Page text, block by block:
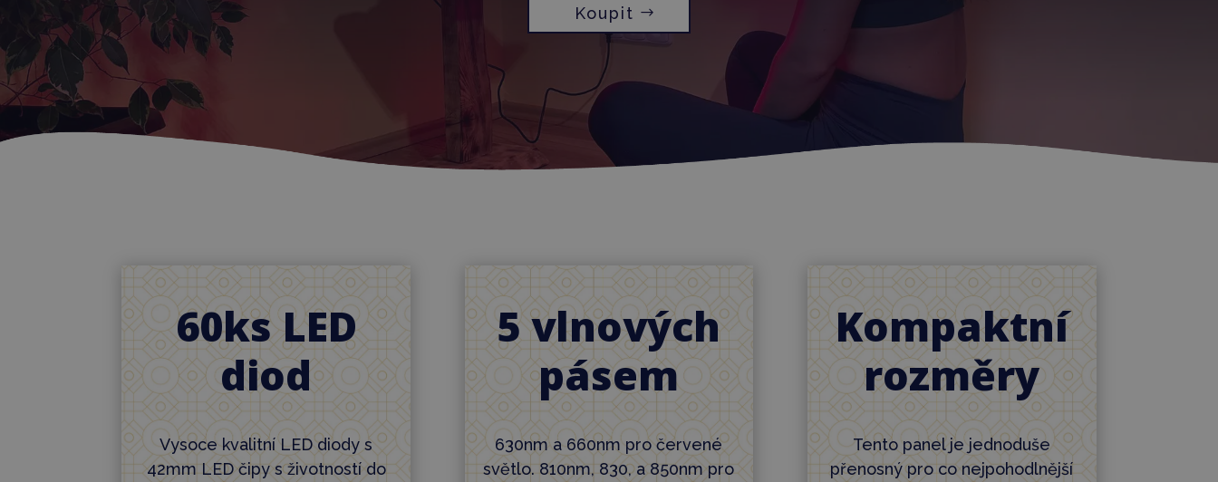
Koupit
60ks LED
diod
Vysoce kvalitní LED diody s
42mm LED čipy s životností do
5 vlnových
pásem
630nm a 660nm pro červené
světlo. 810nm, 830, a 850nm pro
Kompaktní
rozměry
Tento panel je jednoduše
přenosný pro co nejpohodlnější